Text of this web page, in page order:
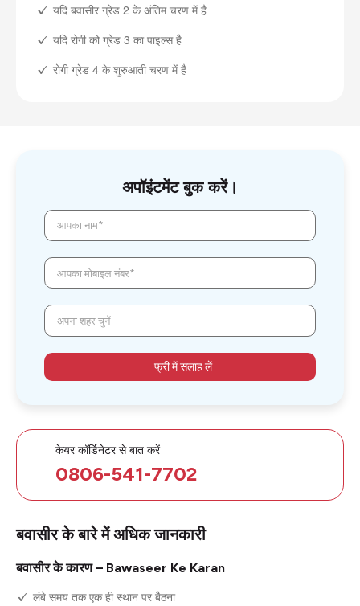
यदि बवासीर ग्रेड 2 के अंतिम चरण में है
यदि रोगी को ग्रेड 3 का पाइल्स है
रोगी ग्रेड 4 के शुरुआती चरण में है
बवासीर के बारे में अधिक जानकारी
बवासीर के कारण – Bawaseer Ke Karan
लंबे समय तक एक ही स्थान पर बैठना
अपॉइंटमेंट बुक करें।
आपका नाम*
आपका मोबाइल नंबर*
अपना शहर चुनें
फ्री में सलाह लें
केयर कॉर्डिनेटर से बात करें
0806-541-7702